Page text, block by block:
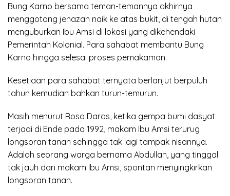
Bung Karno bersama teman-temannya akhirnya
menggotong jenazah naik ke atas bukit, di tengah hutan
menguburkan Ibu Amsi di lokasi yang dikehendaki
Pemerintah Kolonial. Para sahabat membantu Bung
Karno hingga selesai proses pemakaman.
Kesetiaan para sahabat ternyata berlanjut berpuluh
tahun kemudian bahkan turun-temurun.
Masih menurut Roso Daras, ketika gempa bumi dasyat
terjadi di Ende pada 1992, makam Ibu Amsi terurug
longsoran tanah sehingga tak lagi tampak nisannya.
Adalah seorang warga bernama Abdullah, yang tinggal
tak jauh dari makam Ibu Amsi, spontan menyingkirkan
longsoran tanah.